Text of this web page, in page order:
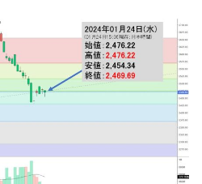
北朝鮮なのか。選管がサーバ
たのは明白だ」
さっそく不動産対策で浅薄な発
が「金の保有量を増やしま